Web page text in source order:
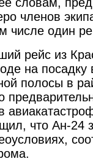
членов
числе один
рейс из
на
полосы в
что Ан-24